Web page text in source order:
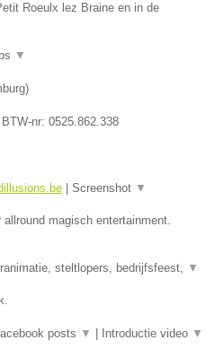
Roeulx lez Braine en in de
▼
)
nr: 0525.862.338
Screenshot ▼
magisch entertainment.
steltlopers, bedrijfsfeest, ▼
posts ▼ Introductie video ▼